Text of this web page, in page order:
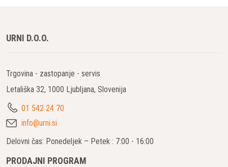
URNI D.O.O.
Trgovina - zastopanje - servis
Letališka 32, 1000 Ljubljana, Slovenija
01 542 24 70
info@urni.si
Delovni čas: Ponedeljek – Petek : 7:00 - 16:00
PRODAJNI PROGRAM